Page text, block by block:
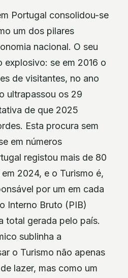
Portugal consolidou-se
um dos pilares
nacional. O seu
explosivo: se em 2016 o
de visitantes, no ano
ultrapassou os 29
de que 2025
Esta procura sem
em números
registou mais de 80
2024, e o Turismo é,
por um em cada
Interno Bruto (PIB)
total gerada pelo país.
sublinha a
o Turismo não apenas
lazer, mas como um